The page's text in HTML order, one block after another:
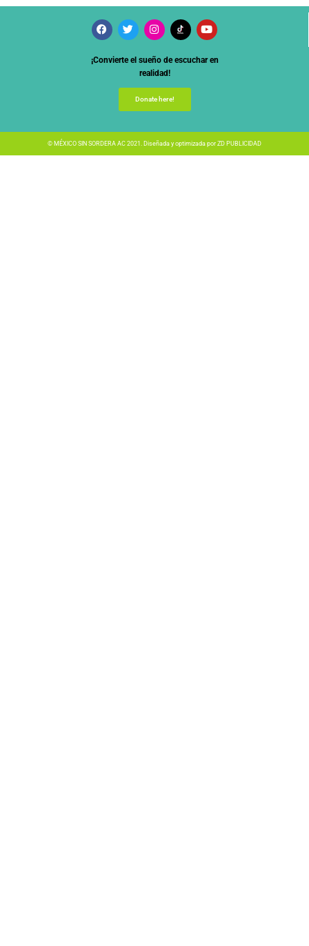
¡Convierte el sueño de escuchar en
realidad!
Donate here!
© MÉXICO SIN SORDERA AC 2021. Diseñada y optimizada por ZD PUBLICIDAD